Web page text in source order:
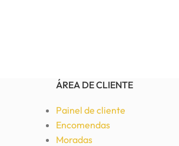
ÁREA DE CLIENTE
Painel de cliente
Encomendas
Moradas